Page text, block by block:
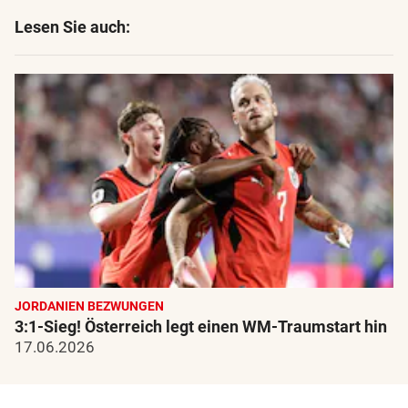
Lesen Sie auch:
JORDANIEN BEZWUNGEN
3:1-Sieg! Österreich legt einen WM-Traumstart hin
17.06.2026